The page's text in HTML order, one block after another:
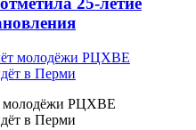
молодёжи РЦХВЕ
в Перми